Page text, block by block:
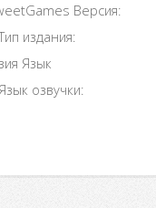
Версия:
издания:
Язык
озвучки: